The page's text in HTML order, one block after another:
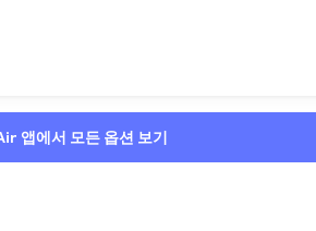
앱에서 모든 옵션 보기